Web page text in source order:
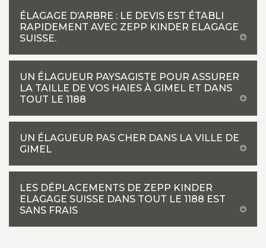
ÉLAGAGE D’ARBRE : LE DEVIS EST ÉTABLI
RAPIDEMENT AVEC ZEPP KINDER ELAGAGE
SUISSE.
UN ÉLAGUEUR PAYSAGISTE POUR ASSURER
LA TAILLE DE VOS HAIES À GIMEL ET DANS
TOUT LE 1188
UN ÉLAGUEUR PAS CHER DANS LA VILLE DE
GIMEL
LES DÉPLACEMENTS DE ZEPP KINDER
ELAGAGE SUISSE DANS TOUT LE 1188 EST
SANS FRAIS